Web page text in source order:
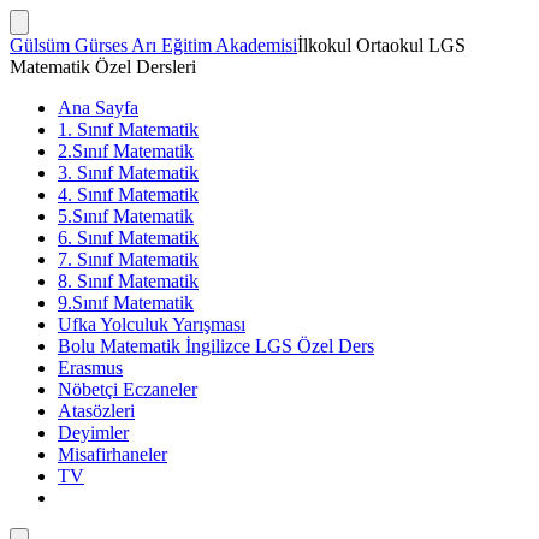
İçeriğe
atla
Arama
Çubuğunu
Göster/Gizle
Gülsüm Gürses Arı Eğitim Akademisiİlkokul Ortaokul LGS
Matematik Özel Dersleri
Ana Sayfa
1. Sınıf Matematik
2.Sınıf Matematik
3. Sınıf Matematik
4. Sınıf Matematik
5.Sınıf Matematik
6. Sınıf Matematik
7. Sınıf Matematik
8. Sınıf Matematik
9.Sınıf Matematik
Ufka Yolculuk Yarışması
Bolu Matematik İngilizce LGS Özel Ders
Erasmus
Nöbetçi Eczaneler
Atasözleri
Deyimler
Misafirhaneler
TV